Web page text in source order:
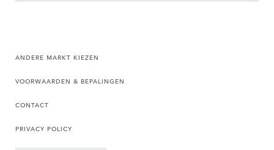
ANDERE MARKT KIEZEN
VOORWAARDEN & BEPALINGEN
CONTACT
PRIVACY POLICY